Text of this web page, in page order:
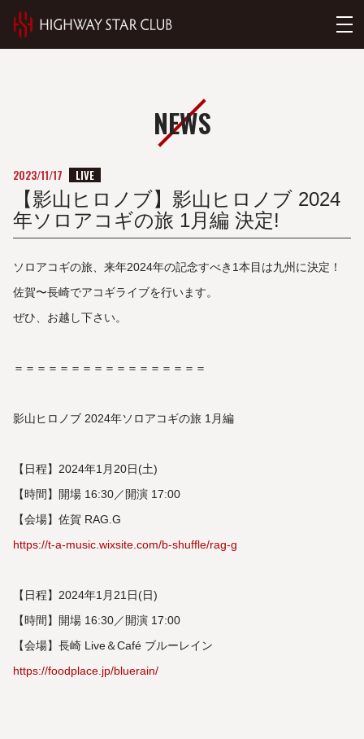
NEWS
2023/11/17 LIVE
【影山ヒロノブ】影山ヒロノブ 2024
年ソロアコギの旅 1月編 決定!
ソロアコギの旅、来年2024年の記念すべき1本目は九州に決定！
佐賀〜長崎でアコギライブを行います。
ぜひ、お越し下さい。
＝＝＝＝＝＝＝＝＝＝＝＝＝＝＝＝＝
影⼭ヒロノブ 2024年ソロアコギの旅 1月編
【日程】2024年1月20日(土)
【時間】開場 16:30／開演 17:00
【会場】佐賀 RAG.G
https://t-a-music.wixsite.com/b-shuffle/rag-g
【日程】2024年1月21日(日)
【時間】開場 16:30／開演 17:00
【会場】長崎 Live＆Café ブルーレイン
https://foodplace.jp/bluerain/